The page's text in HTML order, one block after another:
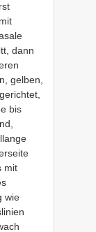
dann
gelben,
bis
mit
wie